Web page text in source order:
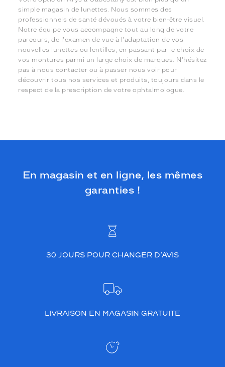
simple magasin de lunettes. Nous sommes des
professionnels de santé dévoués à votre bien-être visuel.
Notre équipe vous accompagne tout au long de votre
parcours, de l'examen de vue à l'adaptation de vos
nouvelles lunettes ou lentilles, en passant par le choix de
vos montures parmi un large choix de marques. N'hésitez
pas à nous contacter ou à passer nous voir pour
découvrir tous nos services et produits, toujours dans le
respect de la prescription de votre ophtalmologue.
En magasin et en ligne, les mêmes
garanties !
30 JOURS POUR CHANGER D’AVIS
LIVRAISON EN MAGASIN GRATUITE